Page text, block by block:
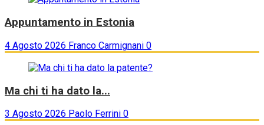
Appuntamento in Estonia
4 Agosto 2026 Franco Carmignani 0
Ma chi ti ha dato la...
3 Agosto 2026 Paolo Ferrini 0